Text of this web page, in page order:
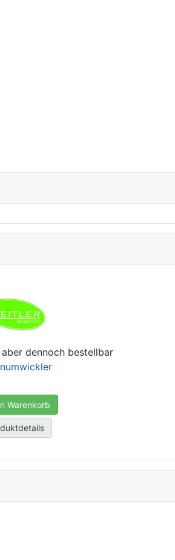
dennoch bestellbar
Warenkorb